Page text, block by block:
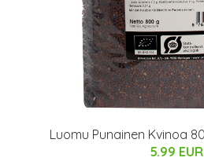
Luomu Punainen Kvinoa
5.99 EUR